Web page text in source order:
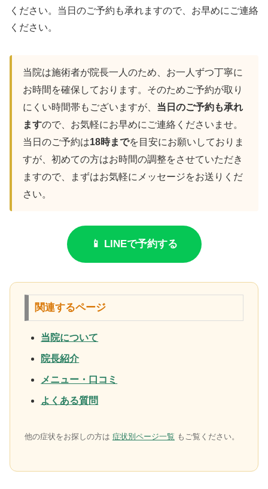
ください。当日のご予約も承れますので、お早めにご連絡
ください。
当院は施術者が院長一人のため、お一人ずつ丁寧に
お時間を確保しております。そのためご予約が取り
にくい時間帯もございますが、 当日のご予約も承れ
ますので、お気軽にお早めにご連絡くださいませ。
当日のご予約は18時までを目安にお願いしておりま
すが、初めての方はお時間の調整をさせていただき
ますので、まずはお気軽にメッセージをお送りくだ
さい。
📱 LINEで予約する
関連するページ
当院について
院長紹介
メニュー・口コミ
よくある質問
他の症状をお探しの方は 症状別ページ一覧 もご覧ください。